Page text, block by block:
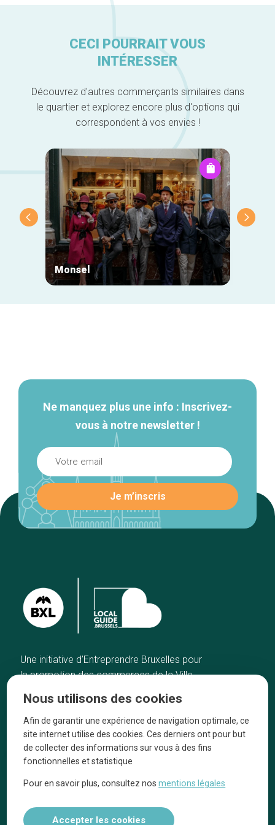
CECI POURRAIT VOUS
INTÉRESSER
Découvrez d'autres commerçants similaires dans
le quartier et explorez encore plus d'options qui
correspondent à vos envies !
Monsel
Ne manquez plus une info : Inscrivez-
vous à notre newsletter !
Une initiative d’Entreprendre Bruxelles pour
la promotion des commerces de la Ville
Accueil
Bonnes adresses
Quartiers
Blog
Tops 10
Artisans
A propos
On parle de nous
Nous utilisons des cookies
Afin de garantir une expérience de navigation optimale, ce
site internet utilise des cookies. Ces derniers ont pour but
de collecter des informations sur vous à des fins
fonctionnelles et statistique
Pour en savoir plus, consultez nosmentions légales
Accepter les cookies